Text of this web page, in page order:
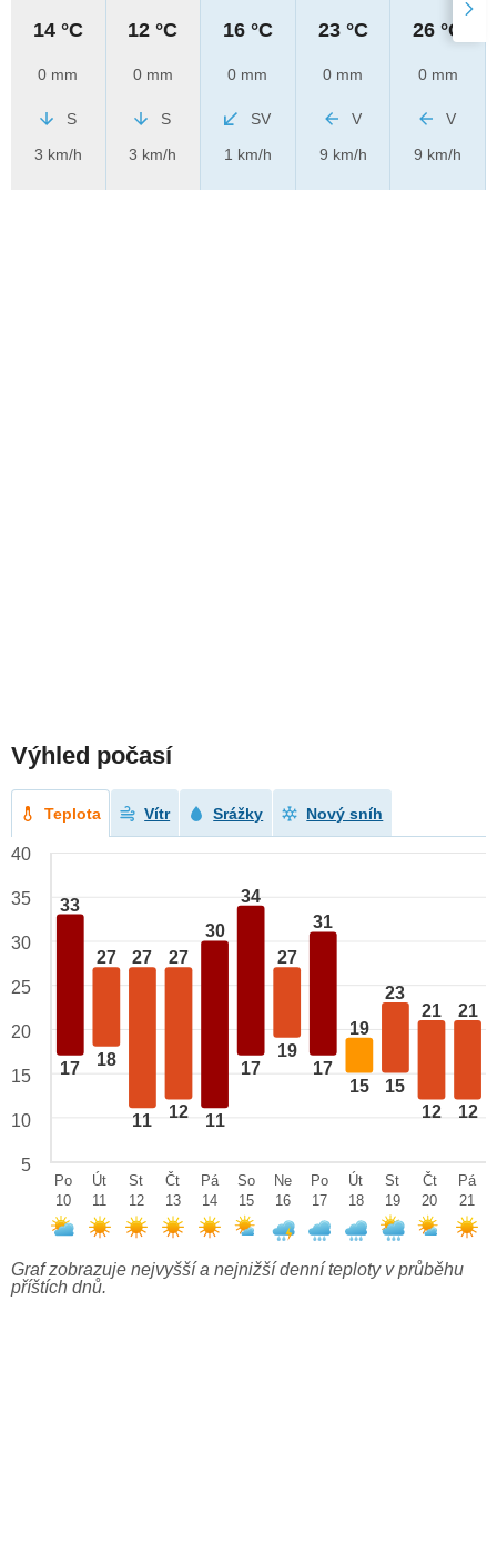
14 °C
0 mm
S
3 km/h
12 °C
0 mm
S
3 km/h
16 °C
0 mm
SV
1 km/h
23 °C
0 mm
V
9 km/h
26 °C
0 mm
V
9 km/h
Výhled počasí
Teplota Vítr Srážky Nový sníh
33
17
27
18
27
11
27
12
30
11
34
17
27
19
31
17
19
15
23
15
21
12
21
12
40
35
30
25
20
15
10
5
Po
10
Út
11
St
12
Čt
13
Pá
14
So
15
Ne
16
Po
17
Út
18
St
19
Čt
20
Pá
21
Graf zobrazuje nejvyšší a nejnižší denní teploty v průběhu
příštích dnů.